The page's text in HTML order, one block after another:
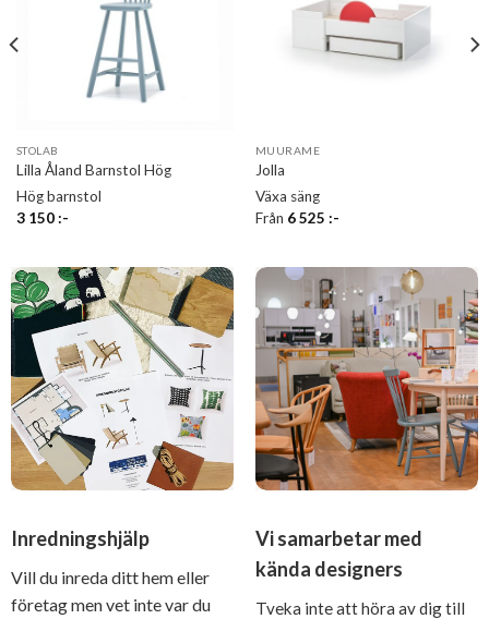
STOLAB
Lilla Åland Barnstol Hög
Hög barnstol
3 150:-
MUURAME
Jolla
Växa säng
Från 6 525 :-
Inredningshjälp
Vill du inreda ditt hem eller
företag men vet inte var du
Vi samarbetar med
kända designers
Tveka inte att höra av dig till